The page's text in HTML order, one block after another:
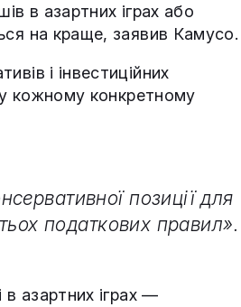
в азартних іграх або
на краще, заявив Камусо.
і інвестиційних
у кожному конкретному
позиції для
податкових правил».
в азартних іграх —